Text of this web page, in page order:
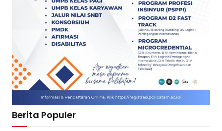
Berita Populer